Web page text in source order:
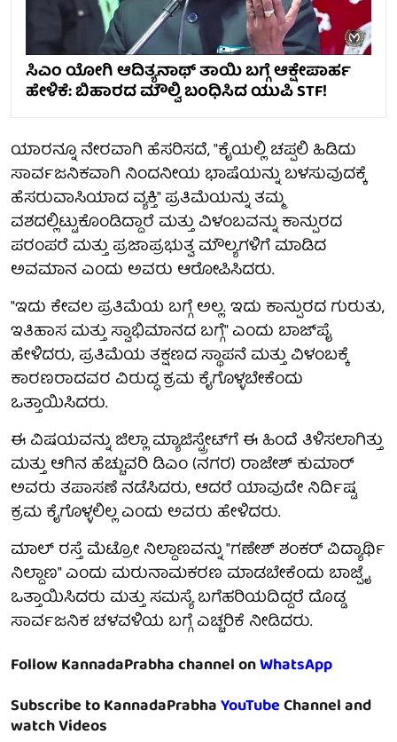
ಸಿಎಂ ಯೋಗಿ ಆದಿತ್ಯನಾಥ್ ತಾಯಿ ಬಗ್ಗೆ ಆಕ್ಷೇಪಾರ್ಹ
ಹೇಳಿಕೆ: ಬಿಹಾರದ ಮೌಲ್ವಿ ಬಂಧಿಸಿದ ಯುಪಿ STF!
ಯಾರನ್ನೂ ನೇರವಾಗಿ ಹೆಸರಿಸದೆ, "ಕೈಯಲ್ಲಿ ಚಪ್ಪಲಿ ಹಿಡಿದು
ಸಾರ್ವಜನಿಕವಾಗಿ ನಿಂದನೀಯ ಭಾಷೆಯನ್ನು ಬಳಸುವುದಕ್ಕೆ
ಹೆಸರುವಾಸಿಯಾದ ವ್ಯಕ್ತಿ" ಪ್ರತಿಮೆಯನ್ನು ತಮ್ಮ
ವಶದಲ್ಲಿಟ್ಟುಕೊಂಡಿದ್ದಾರೆ ಮತ್ತು ವಿಳಂಬವನ್ನು ಕಾನ್ಪುರದ
ಪರಂಪರೆ ಮತ್ತು ಪ್ರಜಾಪ್ರಭುತ್ವ ಮೌಲ್ಯಗಳಿಗೆ ಮಾಡಿದ
ಅವಮಾನ ಎಂದು ಅವರು ಆರೋಪಿಸಿದರು.
"ಇದು ಕೇವಲ ಪ್ರತಿಮೆಯ ಬಗ್ಗೆ ಅಲ್ಲ. ಇದು ಕಾನ್ಪುರದ ಗುರುತು,
ಇತಿಹಾಸ ಮತ್ತು ಸ್ವಾಭಿಮಾನದ ಬಗ್ಗೆ" ಎಂದು ಬಾಜ್‌ಪೈ
ಹೇಳಿದರು, ಪ್ರತಿಮೆಯ ತಕ್ಷಣದ ಸ್ಥಾಪನೆ ಮತ್ತು ವಿಳಂಬಕ್ಕೆ
ಕಾರಣರಾದವರ ವಿರುದ್ಧ ಕ್ರಮ ಕೈಗೊಳ್ಳಬೇಕೆಂದು
ಒತ್ತಾಯಿಸಿದರು.
ಈ ವಿಷಯವನ್ನು ಜಿಲ್ಲಾ ಮ್ಯಾಜಿಸ್ಟ್ರೇಟ್‌ಗೆ ಈ ಹಿಂದೆ ತಿಳಿಸಲಾಗಿತ್ತು
ಮತ್ತು ಆಗಿನ ಹೆಚ್ಚುವರಿ ಡಿಎಂ (ನಗರ) ರಾಜೇಶ್ ಕುಮಾರ್
ಅವರು ತಪಾಸಣೆ ನಡೆಸಿದರು, ಆದರೆ ಯಾವುದೇ ನಿರ್ದಿಷ್ಟ
ಕ್ರಮ ಕೈಗೊಳ್ಳಲಿಲ್ಲ ಎಂದು ಅವರು ಹೇಳಿದರು.
ಮಾಲ್ ರಸ್ತೆ ಮೆಟ್ರೋ ನಿಲ್ದಾಣವನ್ನು "ಗಣೇಶ್ ಶಂಕರ್ ವಿದ್ಯಾರ್ಥಿ
ನಿಲ್ದಾಣ" ಎಂದು ಮರುನಾಮಕರಣ ಮಾಡಬೇಕೆಂದು ಬಾಜ್ಪೈ
ಒತ್ತಾಯಿಸಿದರು ಮತ್ತು ಸಮಸ್ಯೆ ಬಗೆಹರಿಯದಿದ್ದರೆ ದೊಡ್ಡ
ಸಾರ್ವಜನಿಕ ಚಳವಳಿಯ ಬಗ್ಗೆ ಎಚ್ಚರಿಕೆ ನೀಡಿದರು.
Follow KannadaPrabha channel onWhatsApp
Subscribe to KannadaPrabhaYouTubeChannel and
watch Videos